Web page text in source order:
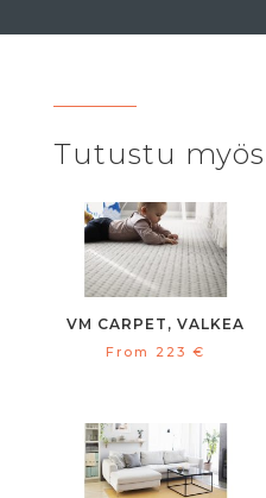
Tutustu myös
VM CARPET, VALKEA
From 223 €